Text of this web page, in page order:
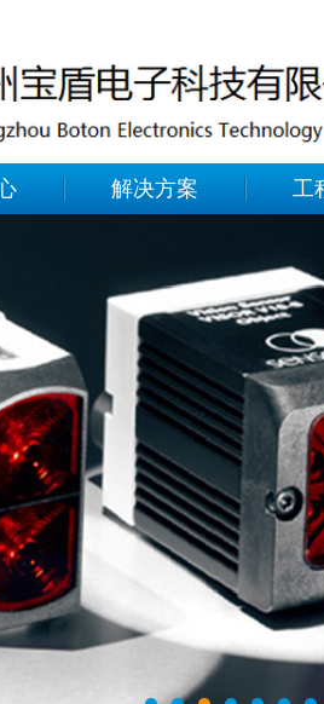
解决方案 工